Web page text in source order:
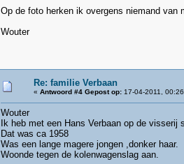
Op de foto herken ik overgens niemand van
Wouter
Re: familie Verbaan
« Antwoord #4 Gepost op:17-04-2011,
Wouter
Ik heb met een Hans Verbaan op de
Dat was ca 1958
Was een lange magere jongen ,donker haar.
Woonde tegen de kolenwagenslag aan.